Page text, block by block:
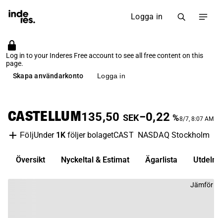
Logga in
Log in to your Inderes Free account to see all free content on this
page.
Skapa användarkonto
Logga in
CASTELLUM135,50 SEK−0,22 %8/7, 8:07 AM
FöljUnder 1K följer bolagetCAST NASDAQ Stockholm
Översikt Nyckeltal & Estimat Ägarlista
Jämför